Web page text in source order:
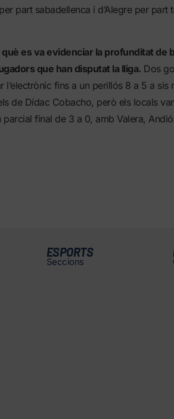
part sabadellenca i d’Alegre per part
es va evidenciar la profunditat de
que han disputat la lliga. Dos
fins a un perillós 8 a 5 a sis
de Dídac Cobacho, però els locals
final de 3 a 0, amb Valera,
ESPORTS
Seccions